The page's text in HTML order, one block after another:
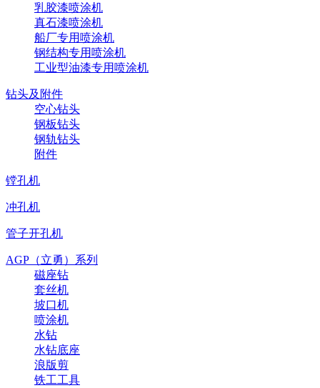
乳胶漆喷涂机
真石漆喷涂机
船厂专用喷涂机
钢结构专用喷涂机
工业型油漆专用喷涂机
钻头及附件
空心钻头
钢板钻头
钢轨钻头
附件
镗孔机
冲孔机
管子开孔机
AGP（立勇）系列
磁座钻
套丝机
坡口机
喷涂机
水钻
水钻底座
浪版剪
铁工工具